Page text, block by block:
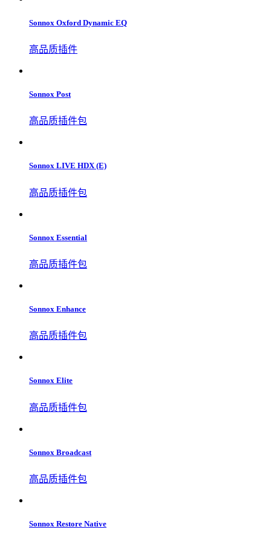
Sonnox Oxford Dynamic EQ
高品质插件
Sonnox Post
高品质插件包
Sonnox LIVE HDX (E)
高品质插件包
Sonnox Essential
高品质插件包
Sonnox Enhance
高品质插件包
Sonnox Elite
高品质插件包
Sonnox Broadcast
高品质插件包
Sonnox Restore Native